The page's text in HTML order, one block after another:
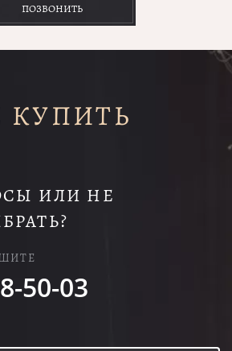
ПОЗВОНИТЬ
КУПИТЬ
ИЛИ НЕ
50-03